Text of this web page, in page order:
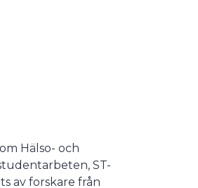
Hälso- och
ST-
av forskare från